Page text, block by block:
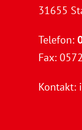
31655
Telefon:
Fax:
Kontakt: